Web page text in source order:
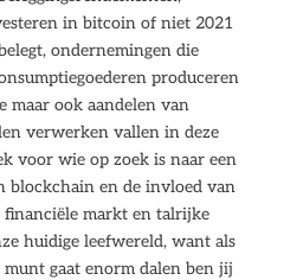
in bitcoin of niet 2021
ondernemingen die
produceren
maar ook aandelen van
verwerken vallen in deze
voor wie op zoek is naar een
blockchain en de invloed van
financiële markt en talrijke
huidige leefwereld, want als
gaat enorm dalen ben jij